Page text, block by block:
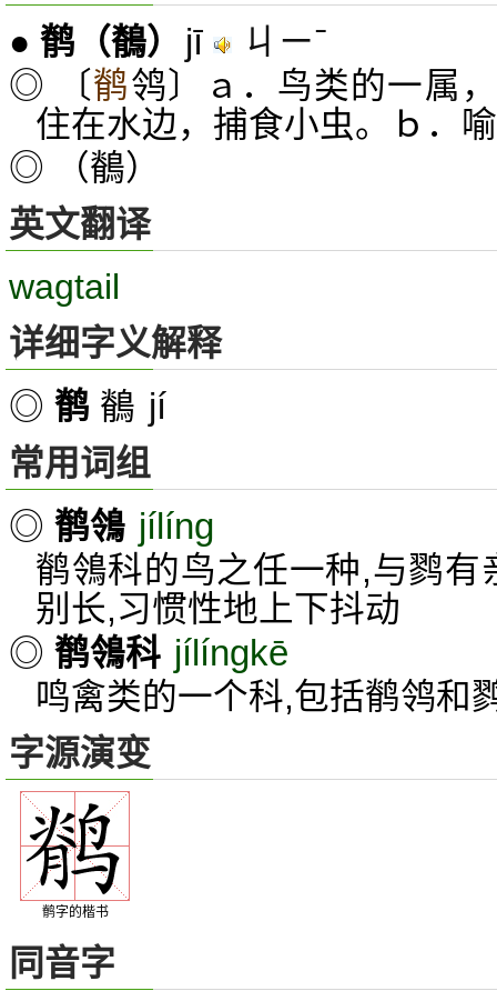
● 鹡 （鶺） jī ㄐㄧˉ
◎ 〔鹡鸰〕ａ．鸟类的一属
住在水边，捕食小虫。ｂ．
◎ （鶺）
英文翻译
wagtail
详细字义解释
◎ 鹡 鶺 jí
常用词组
◎ 鹡鴒 jílíng
鹡鴒科的鸟之任一种,与鹨
别长,习惯性地上下抖动
◎ 鹡鴒科 jílíngkē
鸣禽类的一个科,包括鹡鸰和
字源演变
鹡字的楷书
同音字